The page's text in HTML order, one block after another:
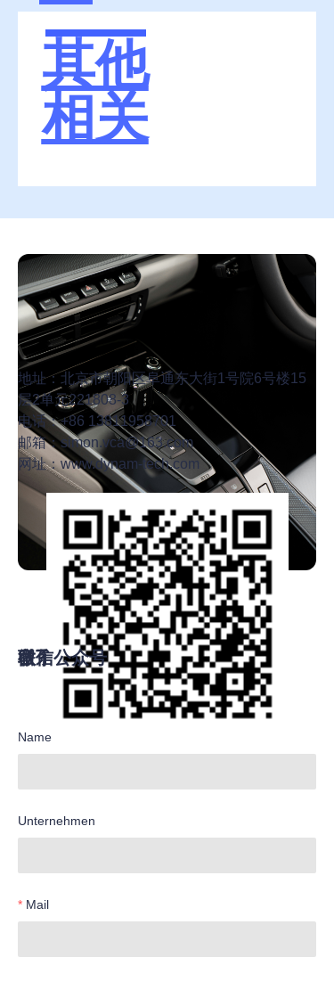
其他
相关
联系我们
Name
Unternehmen
Mail
留下您的信息，我们将于您联系。
地址：北京市朝阳区阜通东大街1号院6号楼15
层2单元221808-3
电话：+86 13811958701
邮箱：simon.vca@163.com
网址：www.dynam-tech.com
微信公众号